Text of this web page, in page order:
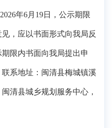
2026年6月 19日，公示期限
，应以书面形式向我局反
限内书面向我局提出申
联系地址：闽清县梅城镇溪
清县城乡规划 服务中心 ，